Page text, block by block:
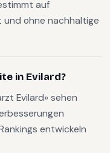
auf
ohne nachhaltige
in Evilard?
Evilard» sehen
entwickeln